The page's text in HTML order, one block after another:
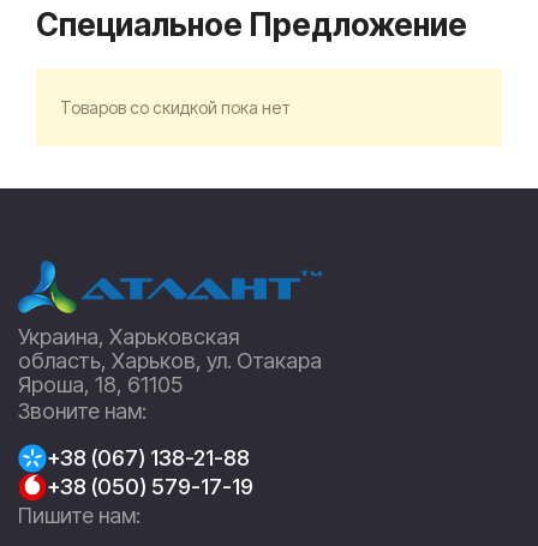
Специальное Предложение
Товаров со скидкой пока нет
Украина, Харьковская
область, Харьков, ул. Отакара
Яроша, 18, 61105
Звоните нам:
+38 (067) 138-21-88
+38 (050) 579-17-19
Пишите нам: